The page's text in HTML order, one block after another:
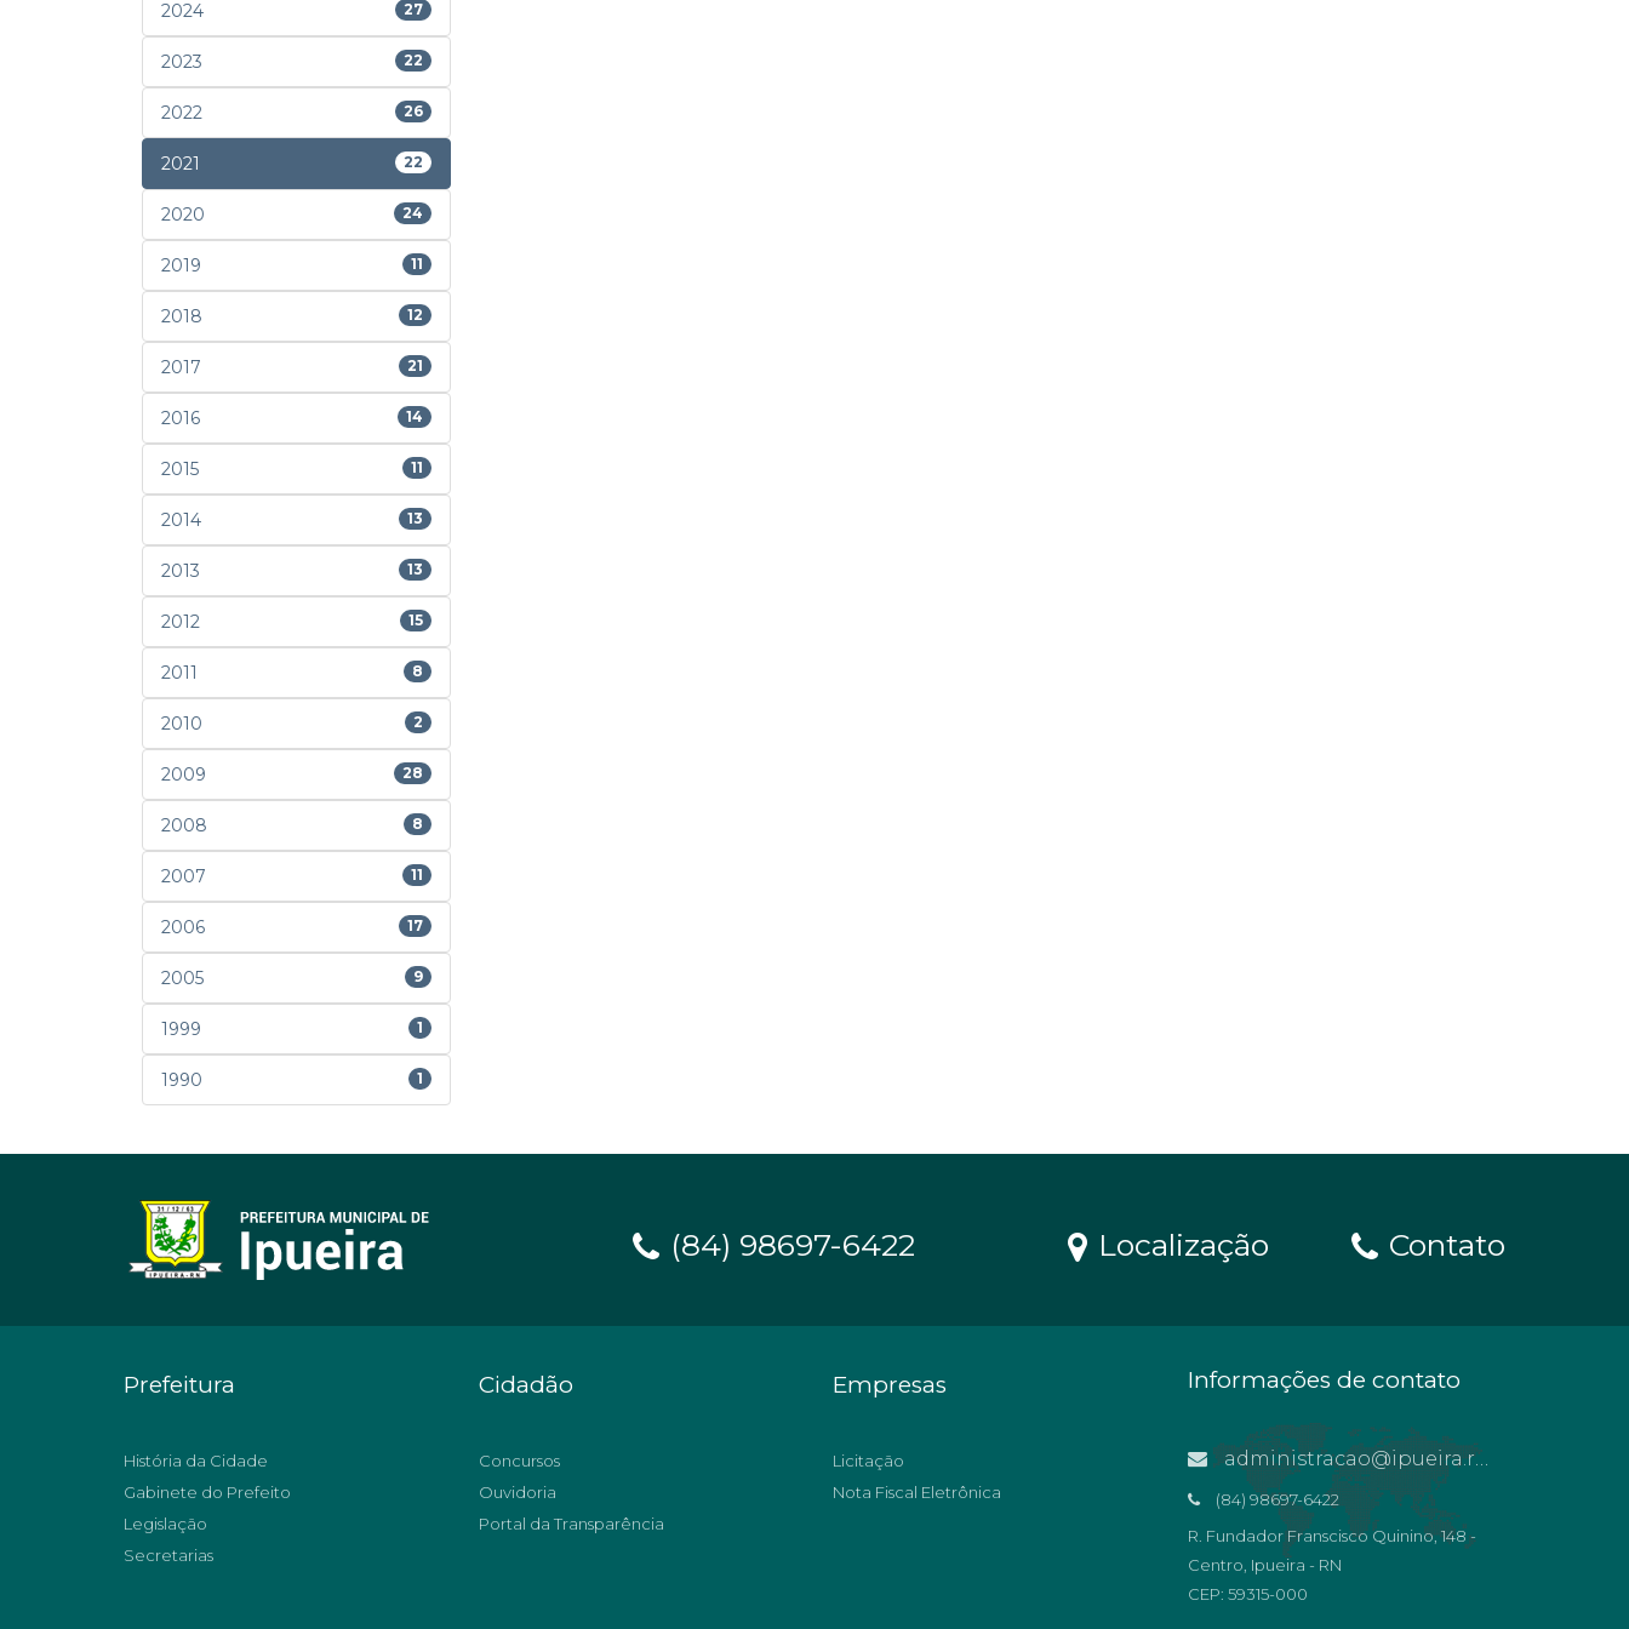
2024 27
2023 22
2022 26
2021 22
2020 24
2019 11
2018 12
2017 21
2016 14
2015 11
2014 13
2013 13
2012 15
2011 8
2010 2
2009 28
2008 8
2007 11
2006 17
2005 9
1999 1
1990 1
(84) 98697-6422 Localização Contato
Prefeitura
História da Cidade
Gabinete do Prefeito
Legislação
Secretarias
Cidadão
Concursos
Ouvidoria
Portal da Transparência
Empresas
Licitação
Nota Fiscal Eletrônica
Informações de contato
administracao@ipueira.rn.gov.br
(84) 98697-6422
R. Fundador Franscisco Quinino, 148 -
Centro, Ipueira - RN
CEP: 59315-000